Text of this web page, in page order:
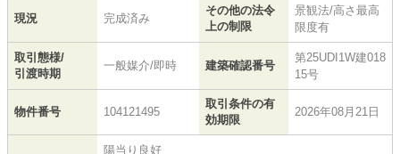
現況 完成済み
その他の法令
上の制限
景観法/高さ最高
限度有
取引態様/
引渡時期
一般媒介/即時 建築確認番号
第25UDI1W建018
15号
物件番号 104121495
取引条件の有
効期限
2026年08月21日
陽当り良好